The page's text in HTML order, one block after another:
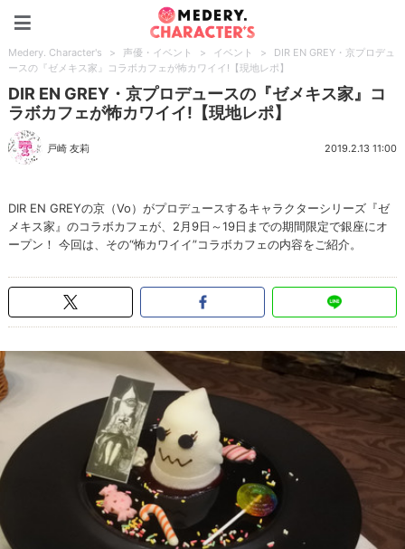
Medery. Character's > 声優・イベント > イベント >
DIR EN GREY・京プロデュ
ースの『ゼメキス家』コラボカフェが怖カワイイ!【現地レポ】
DIR EN GREY・京プロデュースの『ゼメキス家』コ
ラボカフェが怖カワイイ!【現地レポ】
戸崎 友莉 2019.2.13 11:00
DIR EN GREYの京（Vo）がプロデュースするキャラクターシリーズ『ゼ
メキス家』のコラボカフェが、2月9日～19日までの期間限定で銀座にオ
ープン！ 今回は、その“怖カワイイ”コラボカフェの内容をご紹介。